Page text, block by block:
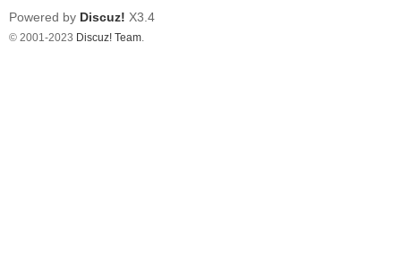
Powered by Discuz! X3.4
© 2001-2023 Discuz! Team.